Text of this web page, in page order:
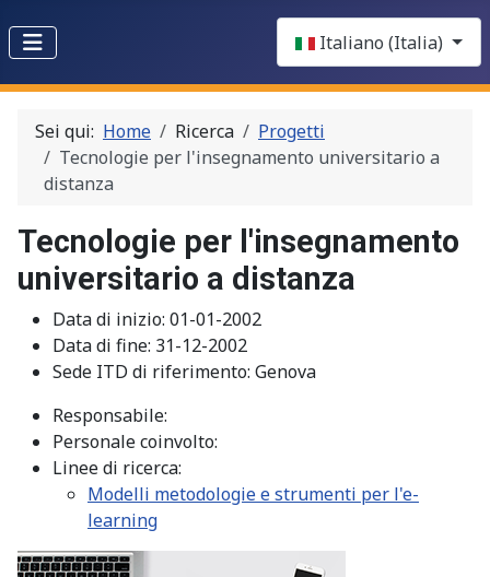
Italiano (Italia)
Sei qui: Home Ricerca
Progetti
Tecnologie per l'insegnamento universitario a
distanza
Tecnologie per l'insegnamento
universitario a distanza
Data di inizio: 01-01-2002
Data di fine: 31-12-2002
Sede ITD di riferimento: Genova
Responsabile:
Personale coinvolto:
Linee di ricerca:
Modelli metodologie e strumenti per l'e-
learning